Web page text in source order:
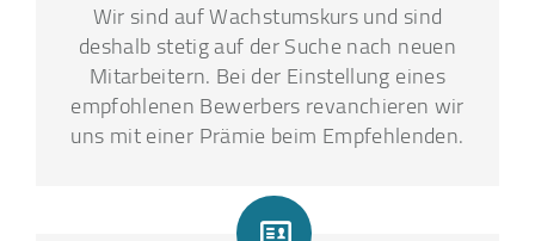
Wir sind auf Wachstumskurs und sind
deshalb stetig auf der Suche nach neuen
Mitarbeitern. Bei der Einstellung eines
empfohlenen Bewerbers revanchieren wir
uns mit einer Prämie beim Empfehlenden.